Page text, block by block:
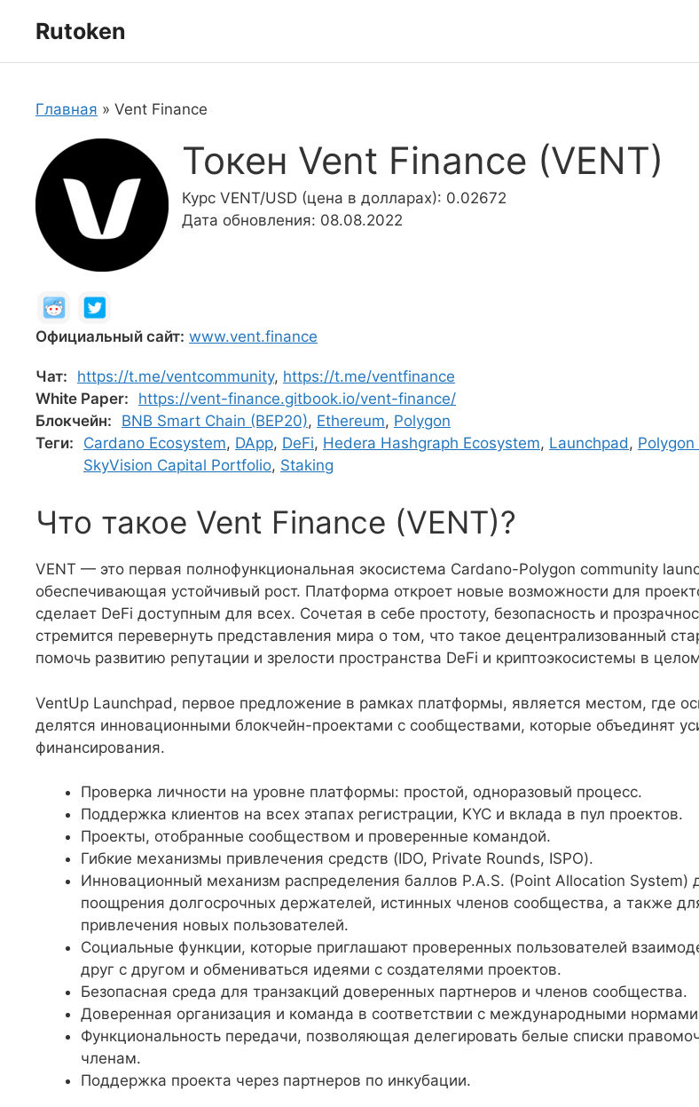
Rutoken
Главная » Vent Finance
Токен Vent Finance (VENT)
Курс VENT/USD (цена в долларах): 0.02672
Дата обновления: 08.08.2022
Официальный сайт: www.vent.finance
Чат: https://t.me/ventcommunity, https://t.me/ventfinance
White Paper:
https://vent-finance.gitbook.io/vent-finance/
Блокчейн:
BNB Smart Chain (BEP20), Ethereum, Polygon
Теги:
Cardano Ecosystem, DApp, DeFi, Hedera Hashgraph Ecosystem, Launchpad, Polygon
SkyVision Capital Portfolio, Staking
Что такое Vent Finance (VENT)?
VENT — это первая полнофункциональная экосистема Cardano-Polygon community
обеспечивающая устойчивый рост. Платформа откроет новые возможности для
сделает DeFi доступным для всех. Сочетая в себе простоту, безопасность и
стремится перевернуть представления мира о том, что такое децентрализованный
помочь развитию репутации и зрелости пространства DeFi и криптоэкосистемы в
VentUp Launchpad, первое предложение в рамках платформы, является местом, где
делятся инновационными блокчейн-проектами с сообществами, которые объединят
финансирования.
Проверка личности на уровне платформы: простой, одноразовый процесс.
Поддержка клиентов на всех этапах регистрации, KYC и вклада в пул проектов.
Проекты, отобранные сообществом и проверенные командой.
Гибкие механизмы привлечения средств (IDO, Private Rounds, ISPO).
Инновационный механизм распределения баллов P.A.S. (Point Allocation System)
поощрения долгосрочных держателей, истинных членов сообщества, а также
привлечения новых пользователей.
Социальные функции, которые приглашают проверенных пользователей
друг с другом и обмениваться идеями с создателями проектов.
Безопасная среда для транзакций доверенных партнеров и членов сообщества.
Доверенная организация и команда в соответствии с международными
Функциональность передачи, позволяющая делегировать белые списки
членам.
Поддержка проекта через партнеров по инкубации.